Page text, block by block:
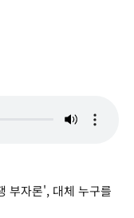
부자론', 대체 누구를